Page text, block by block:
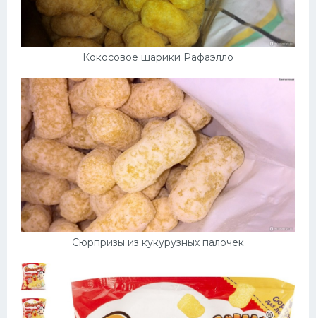
Кокосовое шарики Рафаэлло
Сюрпризы из кукурузных палочек